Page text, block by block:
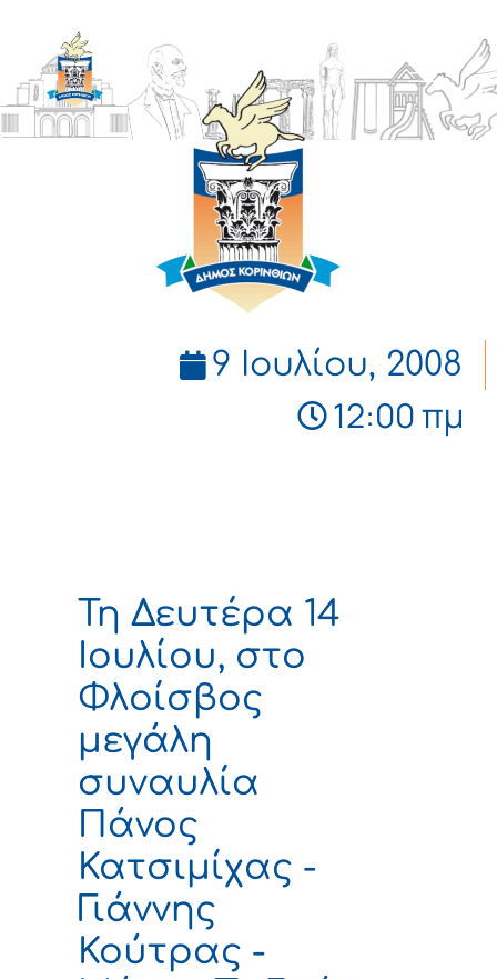
ΔΗΜΟΣ
ΚΟΡΙΝΘΙΩΝ
9 Ιουλίου, 2008
12:00 πμ
Τη Δευτέρα 14
Ιουλίου, στο
Φλοίσβος
μεγάλη
συναυλία
Πάνος
Κατσιμίχας -
Γιάννης
Κούτρας -